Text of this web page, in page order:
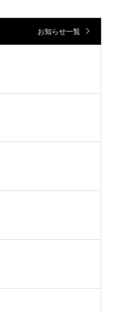
お知らせ一覧